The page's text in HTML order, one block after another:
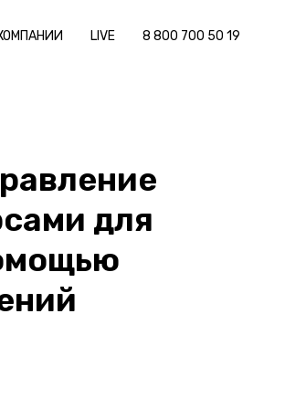
LIVE 8 800 700 50 19
для